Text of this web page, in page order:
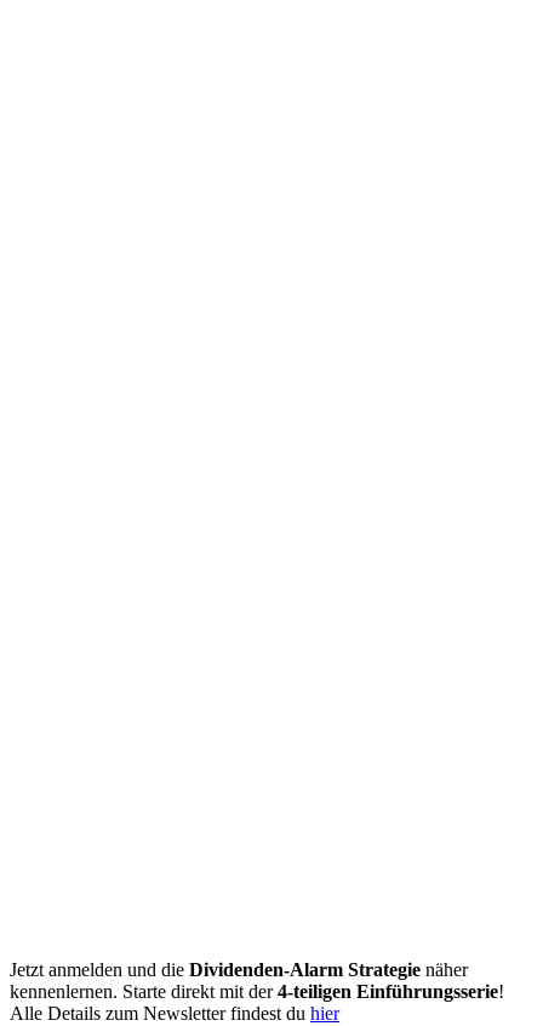
Jetzt anmelden und die Dividenden-Alarm Strategie näher
kennenlernen. Starte direkt mit der4-teiligen Einführungsserie!
Alle Details zum Newsletter findest du hier